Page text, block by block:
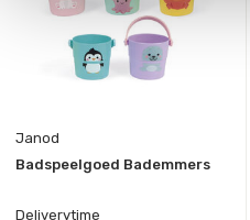
Janod
Badspeelgoed Bademmers
Deliverytime